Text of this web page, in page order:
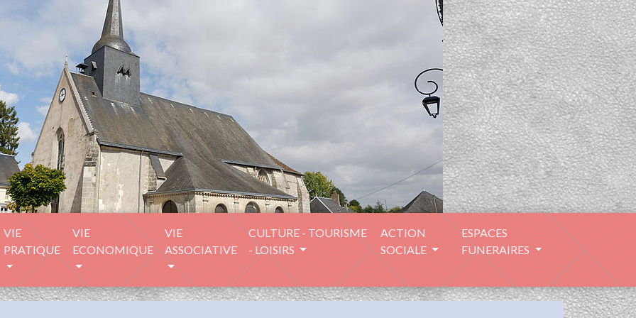
VIE
PRATIQUE
VIE
ECONOMIQUE
VIE
ASSOCIATIVE
CULTURE - TOURISME
- LOISIRS
ACTION
SOCIALE
ESPACES
FUNERAIRES